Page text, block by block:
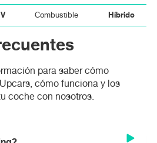
Combustible Híbrido
para saber cómo
cómo funciona y los
coche con nosotros.